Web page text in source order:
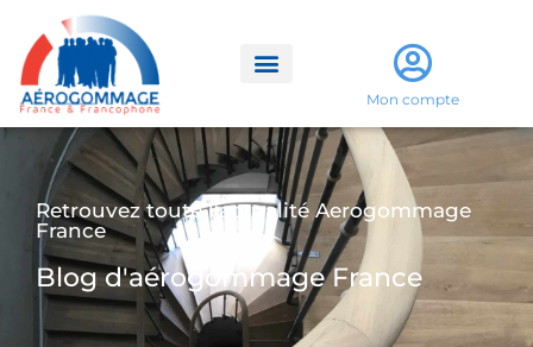
Mon compte
Retrouvez toute l'actualité Aerogommage
France
Blog d'aérogommage France